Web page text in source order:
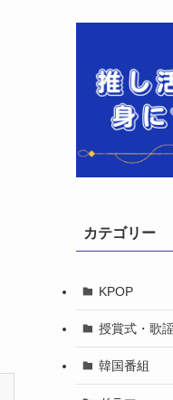
カテゴリー
KPOP
授賞式・歌
韓国番組